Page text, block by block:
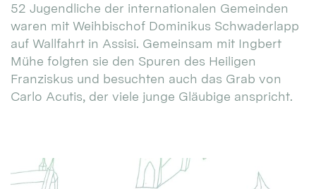
52 Jugendliche der internationalen Gemeinden
waren mit Weihbischof Dominikus Schwaderlapp
auf Wallfahrt in Assisi. Gemeinsam mit Ingbert
Mühe folgten sie den Spuren des Heiligen
Franziskus und besuchten auch das Grab von
Carlo Acutis, der viele junge Gläubige anspricht.